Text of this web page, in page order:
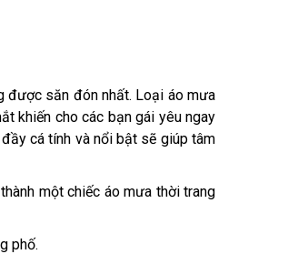
được săn đón nhất. Loại áo mưa
khiến cho các bạn gái yêu ngay
cá tính và nổi bật sẽ giúp tâm
một chiếc áo mưa thời trang
phố.